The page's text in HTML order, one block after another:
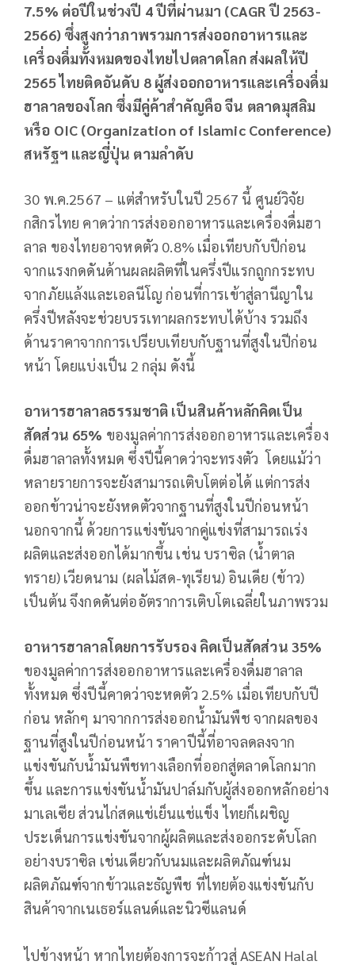
7.5% ต่อปีในช่วงปี 4 ปีที่ผ่านมา (CAGR ปี 2563-
2566) ซึ่งสูงกว่าภาพรวมการส่งออกอาหารและ
เครื่องดื่มทั้งหมดของไทยไปตลาดโลก ส่งผลให้ปี
2565 ไทยติดอันดับ 8 ผู้ส่งออกอาหารและเครื่องดื่ม
ฮาลาลของโลก ซึ่งมีคู่ค้าสำคัญคือ จีน ตลาดมุสลิม
หรือ OIC (Organization of Islamic Conference)
สหรัฐฯ และญี่ปุ่น ตามลำดับ
30 พ.ค.2567 – แต่สำหรับในปี 2567 นี้ ศูนย์วิจัย
กสิกรไทย คาดว่าการส่งออกอาหารและเครื่องดื่มฮา
ลาล ของไทยอาจหดตัว 0.8% เมื่อเทียบกับปีก่อน
จากแรงกดดันด้านผลผลิตที่ในครึ่งปีแรกถูกกระทบ
จากภัยแล้งและเอลนีโญ ก่อนที่การเข้าสู่ลานีญาใน
ครึ่งปีหลังจะช่วยบรรเทาผลกระทบได้บ้าง รวมถึง
ด้านราคาจากการเปรียบเทียบกับฐานที่สูงในปีก่อน
หน้า โดยแบ่งเป็น 2 กลุ่ม ดังนี้
อาหารฮาลาลธรรมชาติ เป็นสินค้าหลักคิดเป็น
สัดส่วน 65% ของมูลค่าการส่งออกอาหารและเครื่อง
ดื่มฮาลาลทั้งหมด ซึ่งปีนี้คาดว่าจะทรงตัว โดยแม้ว่า
หลายรายการจะยังสามารถเติบโตต่อได้ แต่การส่ง
ออกข้าวน่าจะยังหดตัวจากฐานที่สูงในปีก่อนหน้า
นอกจากนี้ ด้วยการแข่งขันจากคู่แข่งที่สามารถเร่ง
ผลิตและส่งออกได้มากขึ้น เช่น บราซิล (น้ำตาล
ทราย) เวียดนาม (ผลไม้สด-ทุเรียน) อินเดีย (ข้าว)
เป็นต้น จึงกดดันต่ออัตราการเติบโตเฉลี่ยในภาพรวม
อาหารฮาลาลโดยการรับรอง คิดเป็นสัดส่วน 35%
ของมูลค่าการส่งออกอาหารและเครื่องดื่มฮาลาล
ทั้งหมด ซึ่งปีนี้คาดว่าจะหดตัว 2.5% เมื่อเทียบกับปี
ก่อน หลักๆ มาจากการส่งออกน้ำมันพืช จากผลของ
ฐานที่สูงในปีก่อนหน้า ราคาปีนี้ที่อาจลดลงจาก
แข่งขันกับน้ำมันพืชทางเลือกที่ออกสู่ตลาดโลกมาก
ขึ้น และการแข่งขันน้ำมันปาล์มกับผู้ส่งออกหลักอย่าง
มาเลเซีย ส่วนไก่สดแช่เย็นแช่แข็ง ไทยก็เผชิญ
ประเด็นการแข่งขันจากผู้ผลิตและส่งออกระดับโลก
อย่างบราซิล เช่นเดียวกับนมและผลิตภัณฑ์นม
ผลิตภัณฑ์จากข้าวและธัญพืช ที่ไทยต้องแข่งขันกับ
สินค้าจากเนเธอร์แลนด์และนิวซีแลนด์
ไปข้างหน้า หากไทยต้องการจะก้าวสู่ ASEAN Halal